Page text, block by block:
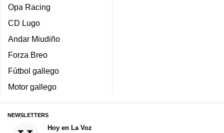
Opa Racing
CD Lugo
Andar Miudiño
Forza Breo
Fútbol gallego
Motor gallego
NEWSLETTERS
Hoy en La Voz